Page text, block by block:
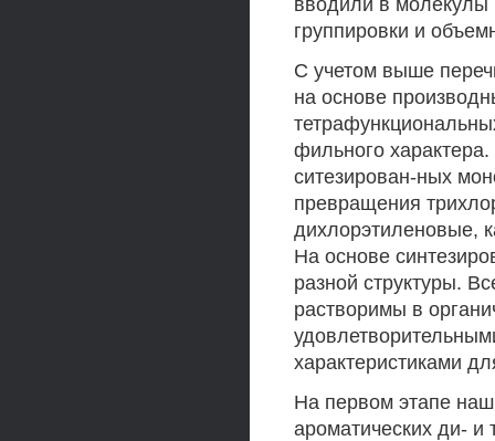
вводили в молекулы
группировки и
С учетом выше
на основе
фильного
ситезирован-ных
превращения
дихлорэтиленовые,
На основе
разной структуры.
растворимы в
характеристиками
На первом этапе
ароматических ди- и